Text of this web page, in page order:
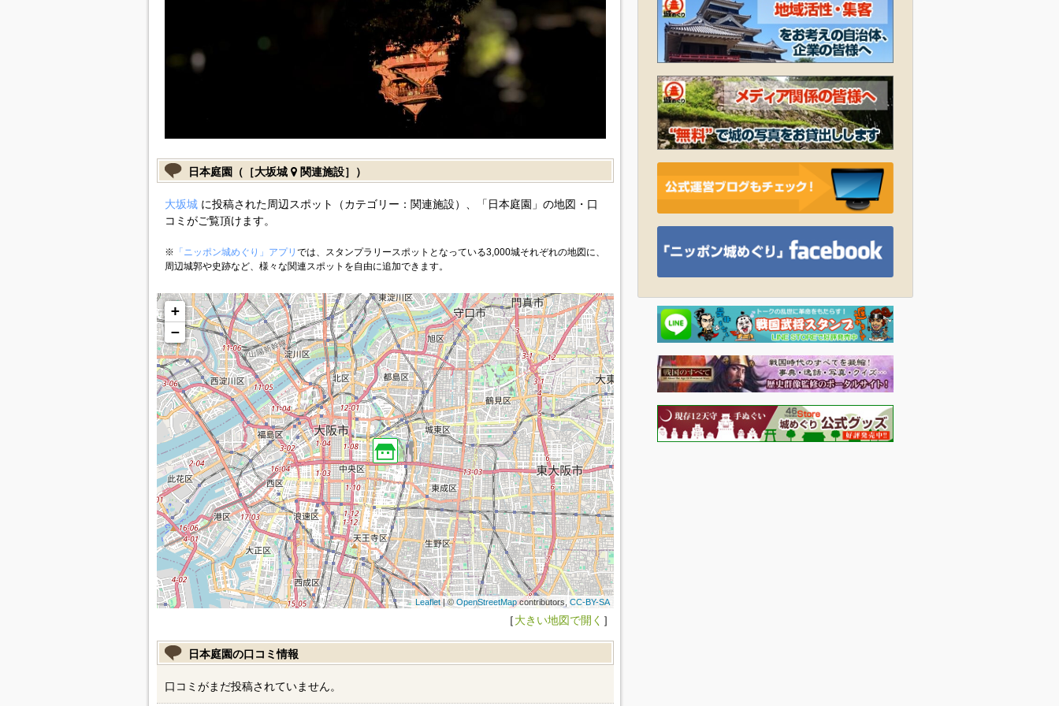
日本庭園（［大坂城 関連施設］）
大坂城に投稿された周辺スポット（カテゴリー：関連施設）、「日本庭園」の地図・口
コミがご覧頂けます。
※ 「ニッポン城めぐり」アプリ では、スタンプラリースポットとなっている3,000城それぞれの地図に、
周辺城郭や史跡など、様々な関連スポットを自由に追加できます。
+
−
Leaflet| © OpenStreetMapcontributors, CC-BY-SA
［大きい地図で開く ］
日本庭園の口コミ情報
口コミがまだ投稿されていません。